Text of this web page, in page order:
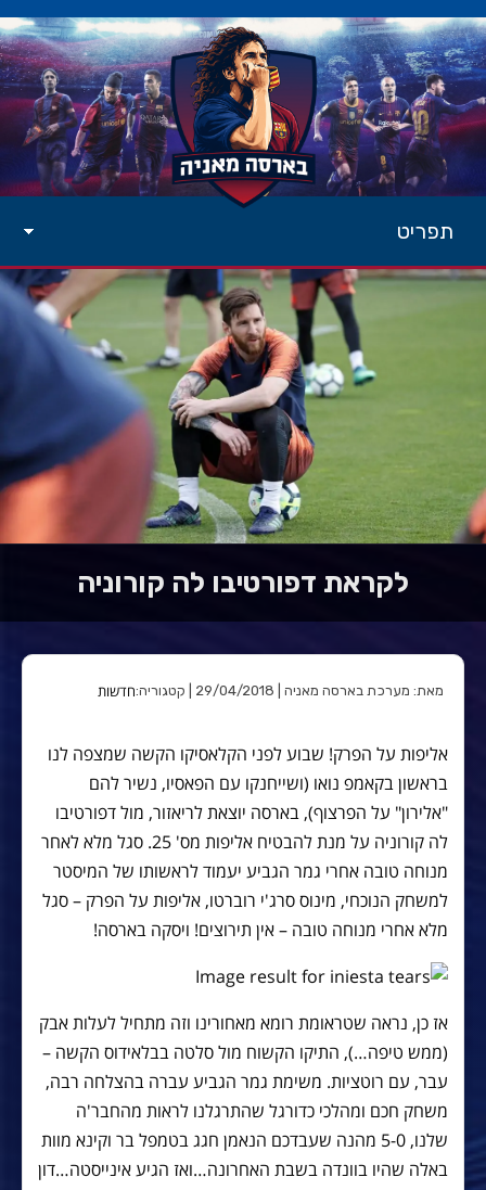
תפריט
לקראת דפורטיבו לה קורוניה
מאת: מערכת בארסה מאניה | 29/04/2018 | קטגוריה: חדשות
אליפות על הפרק! שבוע לפני הקלאסיקו הקשה שמצפה לנו
בראשון בקאמפ נואו (ושייחנקו עם הפאסיו, נשיר להם
"אלירון" על הפרצוף), בארסה יוצאת לריאזור, מול דפורטיבו
לה קורוניה על מנת להבטיח אליפות מס' 25. סגל מלא לאחר
מנוחה טובה אחרי גמר הגביע יעמוד לראשותו של המיסטר
למשחק הנוכחי, מינוס סרג'י רוברטו, אליפות על הפרק – סגל
מלא אחרי מנוחה טובה – אין תירוצים! ויסקה בארסה!
אז כן, נראה שטראומת רומא מאחורינו וזה מתחיל לעלות אבק
(ממש טיפה…), התיקו הקשוח מול סלטה בבלאידוס הקשה –
עבר, עם רוטציות. משימת גמר הגביע עברה בהצלחה רבה,
משחק חכם ומהלכי כדורגל שהתרגלנו לראות מהחבר'ה
שלנו, 5-0 מהנה שעבדכם הנאמן חגג בטמפל בר וקינא מוות
באלה שהיו בוונדה בשבת האחרונה…ואז הגיע אינייסטה…דון